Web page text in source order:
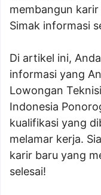
membangun
Simak informasi
Di artikel ini,
informasi yang
Lowongan
Indonesia
kualifikasi yang
melamar kerja.
karir baru yang
selesai!